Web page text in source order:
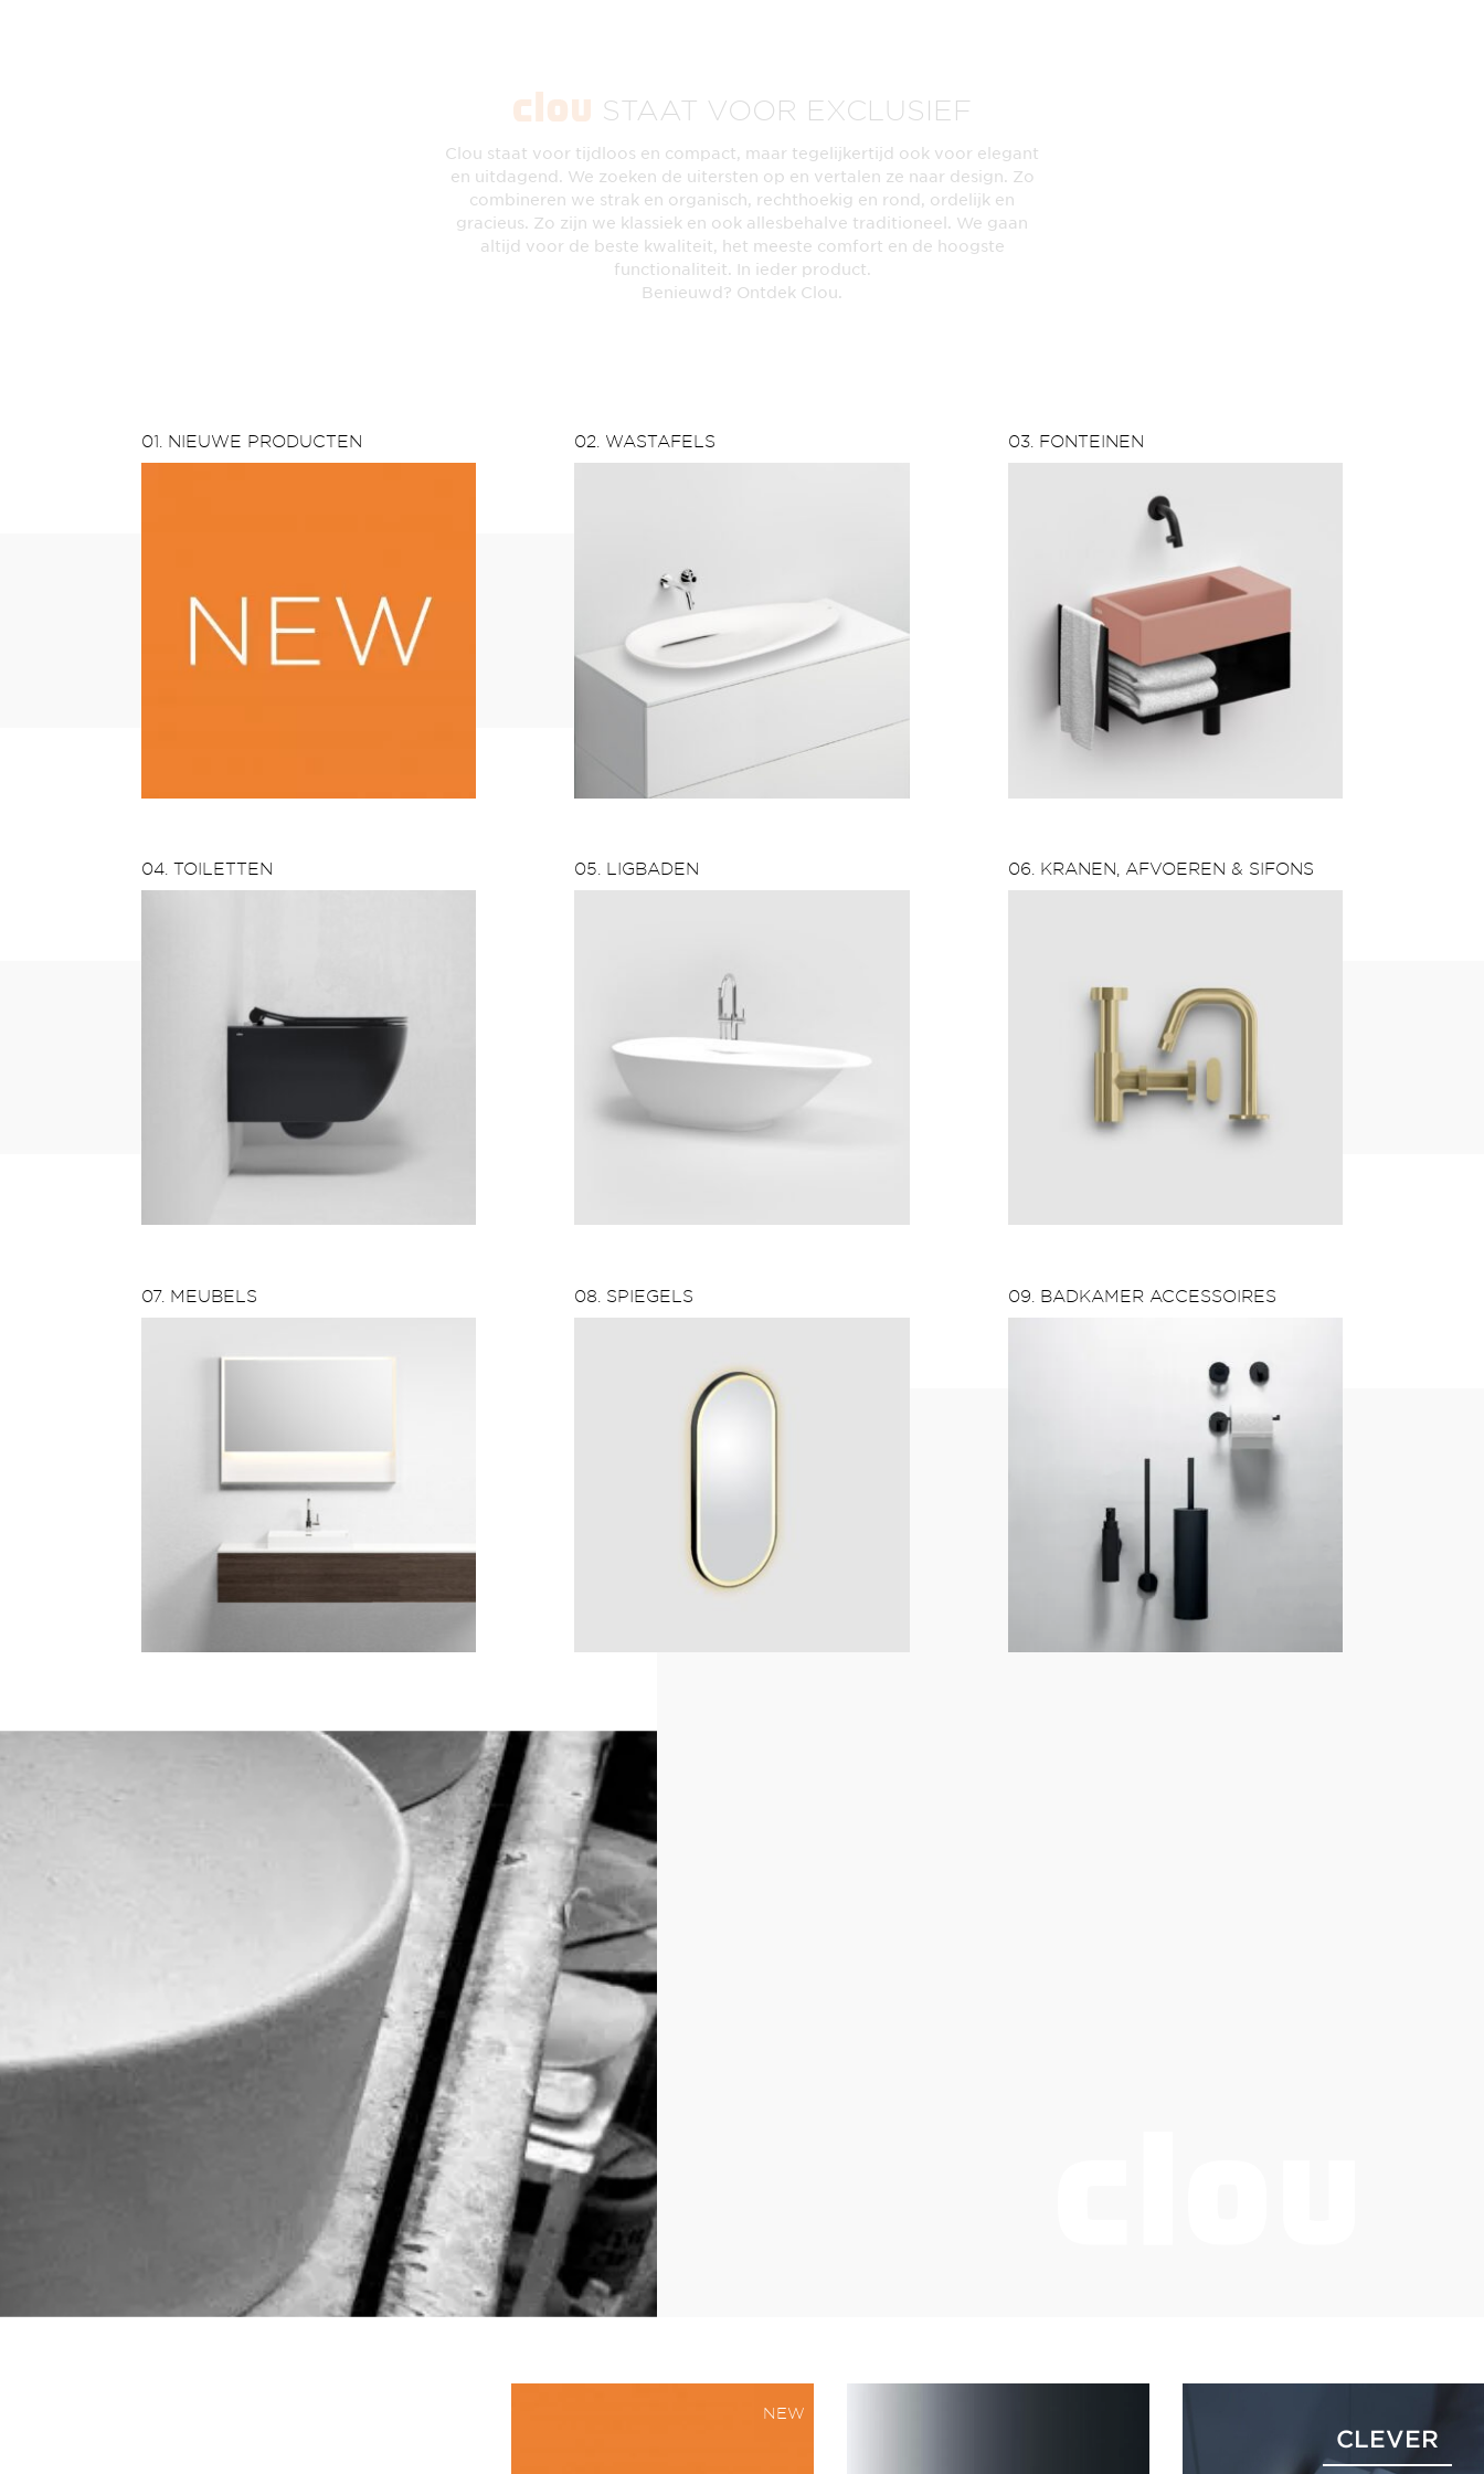
STAAT VOOR EXCLUSIEF
Clou staat voor tijdloos en compact, maar tegelijkertijd ook voor elegant
en uitdagend. We zoeken de uitersten op en vertalen ze naar design. Zo
combineren we strak en organisch, rechthoekig en rond, ordelijk en
gracieus. Zo zijn we klassiek en ook allesbehalve traditioneel. We gaan
altijd voor de beste kwaliteit, het meeste comfort en de hoogste
functionaliteit. In ieder product.
Benieuwd? Ontdek Clou.
01. NIEUWE PRODUCTEN 02. WASTAFELS 03. FONTEINEN
04. TOILETTEN 05. LIGBADEN 06. KRANEN, AFVOEREN & SIFONS
07. MEUBELS 08. SPIEGELS 09. BADKAMER ACCESSOIRES